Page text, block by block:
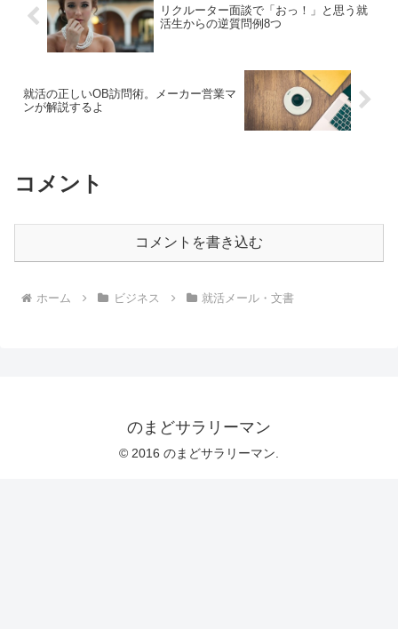
リクルーター面談で「おっ！」と思う就
活生からの逆質問例8つ
就活の正しいOB訪問術。メーカー営業マ
ンが解説するよ
コメント
コメントを書き込む
ホーム ビジネス 就活メール・文書
のまどサラリーマン
© 2016 のまどサラリーマン.